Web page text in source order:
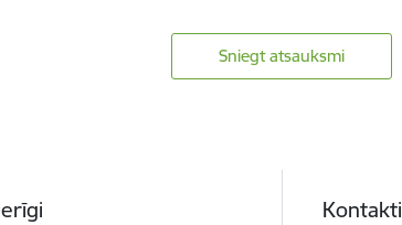
Sniegt atsauksmi
Kontakti